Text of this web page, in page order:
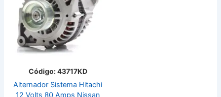
Código: 43717KD
Alternador Sistema Hitachi
12 Volts 80 Amps Nissan